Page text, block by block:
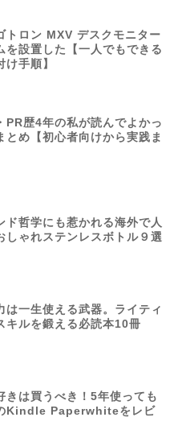
トロン MXV デスクモニター
を設置した【一人でもできる
け手順】
PR歴4年の私が読んでよかっ
とめ【初心者向けから実践ま
ド哲学にも惹かれる海外で人
しゃれステンレスボトル９選
は一生使える武器。ライティ
キルを鍛える必読本10冊
きは買うべき！5年使っても
Kindle Paperwhiteをレビ